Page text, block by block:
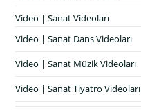
Video | Sanat Videoları
Video | Sanat Dans Videoları
Video | Sanat Müzik Videoları
Video | Sanat Tiyatro Videoları